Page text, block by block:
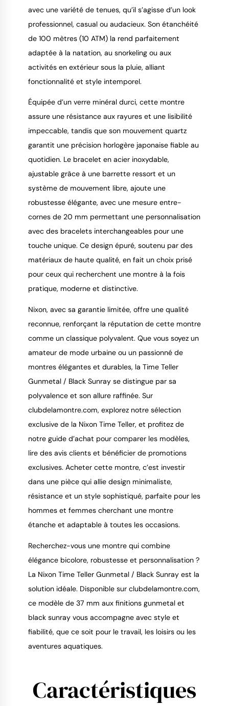
avec une variété de tenues, qu’il s’agisse d’un look
professionnel, casual ou audacieux. Son étanchéité
de 100 mètres (10 ATM) la rend parfaitement
adaptée à la natation, au snorkeling ou aux
activités en extérieur sous la pluie, alliant
fonctionnalité et style intemporel.
Équipée d’un verre minéral durci, cette montre
assure une résistance aux rayures et une lisibilité
impeccable, tandis que son mouvement quartz
garantit une précision horlogère japonaise fiable au
quotidien. Le bracelet en acier inoxydable,
ajustable grâce à une barrette ressort et un
système de mouvement libre, ajoute une
robustesse élégante, avec une mesure entre-
cornes de 20 mm permettant une personnalisation
avec des bracelets interchangeables pour une
touche unique. Ce design épuré, soutenu par des
matériaux de haute qualité, en fait un choix prisé
pour ceux qui recherchent une montre à la fois
pratique, moderne et distinctive.
Nixon, avec sa garantie limitée, offre une qualité
reconnue, renforçant la réputation de cette montre
comme un classique polyvalent. Que vous soyez un
amateur de mode urbaine ou un passionné de
montres élégantes et durables, la Time Teller
Gunmetal / Black Sunray se distingue par sa
polyvalence et son allure raffinée. Sur
clubdelamontre.com, explorez notre sélection
exclusive de la Nixon Time Teller, et profitez de
notre guide d’achat pour comparer les modèles,
lire des avis clients et bénéficier de promotions
exclusives. Acheter cette montre, c’est investir
dans une pièce qui allie design minimaliste,
résistance et un style sophistiqué, parfaite pour les
hommes et femmes cherchant une montre
étanche et adaptable à toutes les occasions.
Recherchez-vous une montre qui combine
élégance bicolore, robustesse et personnalisation ?
La Nixon Time Teller Gunmetal / Black Sunray est la
solution idéale. Disponible sur clubdelamontre.com,
ce modèle de 37 mm aux finitions gunmetal et
black sunray vous accompagne avec style et
fiabilité, que ce soit pour le travail, les loisirs ou les
aventures aquatiques.
Caractéristiques